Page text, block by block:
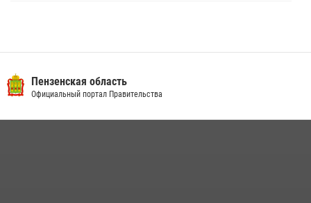
Военнослужащие Росгвардии в Заречном приняли участие в
просветительской лекции Общества «Знание»
Пензенская область
Официальный портал Правительства